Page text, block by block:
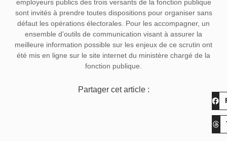
employeurs publics des trois versants de la fonction publique
sont invités à prendre toutes dispositions pour organiser sans
défaut les opérations électorales. Pour les accompagner, un
ensemble d’outils de communication visant à assurer la
meilleure information possible sur les enjeux de ce scrutin ont
été mis en ligne sur le site internet du ministère chargé de la
fonction publique.
Partager cet article :